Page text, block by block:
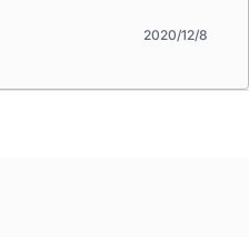
2020/12/8